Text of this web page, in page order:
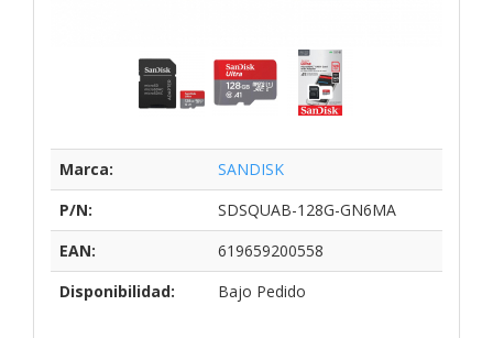
Marca:
SANDISK
P/N:
SDSQUAB-128G-GN6MA
EAN:
619659200558
Disponibilidad:
Bajo Pedido